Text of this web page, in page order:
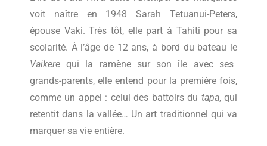
voit naître en 1948 Sarah Tetuanui-Peters,
épouse Vaki. Très tôt, elle part à Tahiti pour sa
scolarité. À l’âge de 12 ans, à bord du bateau le
Vaikere qui la ramène sur son île avec ses
grands-parents, elle entend pour la première fois,
comme un appel : celui des battoirs du tapa, qui
retentit dans la vallée… Un art traditionnel qui va
marquer sa vie entière.